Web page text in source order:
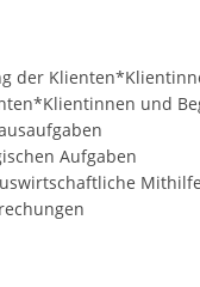
der
und
Aufgaben
Mithilfe